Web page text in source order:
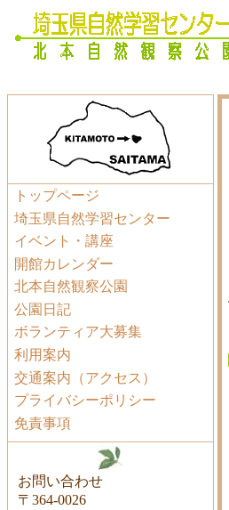
トップページ
埼玉県自然学習センター
イベント・講座
開館カレンダー
北本自然観察公園
公園日記
ボランティア大募集
利用案内
交通案内（アクセス）
プライバシーポリシー
免責事項
お問い合わせ
〒364-0026